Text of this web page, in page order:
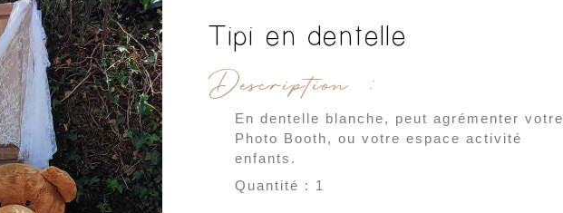
Tipi en dentelle
Description :
En dentelle blanche, peut agrémenter votre
Photo Booth, ou votre espace activité
enfants.
Quantité : 1